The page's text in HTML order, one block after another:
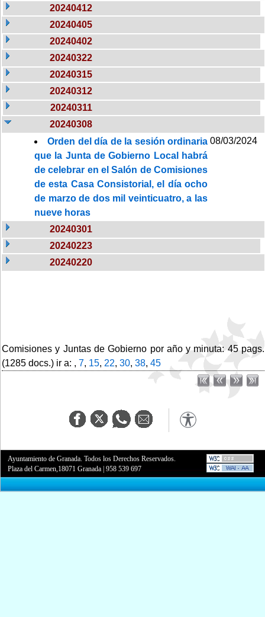
20240412
20240405
20240402
20240322
20240315
20240312
20240311
20240308
Orden del día de la sesión ordinaria
que la Junta de Gobierno Local habrá
de celebrar en el Salón de Comisiones
de esta Casa Consistorial, el día ocho
de marzo de dos mil veinticuatro, a las
nueve horas
08/03/2024
20240301
20240223
20240220
Comisiones y Juntas de Gobierno por año y minuta: 45 pags.
(1285 docs.) ir a: , 7, 15, 22, 30, 38, 45
Ayuntamiento de Granada. Todos los Derechos Reservados.
Plaza del Carmen,18071 Granada |958 539 697